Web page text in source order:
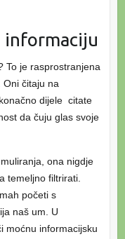
informaciju
To je rasprostranjena
Oni čitaju na
dijele citate
da čuju glas svoje
ona nigdje
temeljno filtrirati.
početi s
naš um. U
moćnu informacijsku